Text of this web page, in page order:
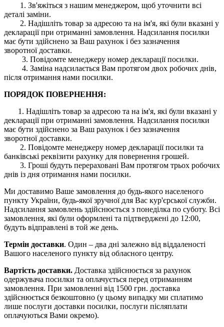
1. Зв'яжіться з нашим менеджером, щоб уточнити всі
деталі заміни.
2. Надішліть товар за адресою та на ім'я, які були вказані у
декларації при отриманні замовлення. Надсилання посилки
має бути здійснено за Ваш рахунок і без зазначення
зворотної доставки.
3. Повідомте менеджеру номер декларації посилки.
4. Заміна надсилається Вам протягом двох робочих днів,
після отримання нами посилки.
ПОРЯДОК ПОВЕРНЕННЯ:
1. Надішліть товар за адресою та на ім'я, які були вказані у
декларації при отриманні замовлення. Надсилання посилки
має бути здійснено за Ваш рахунок і без зазначення
зворотної доставки.
2. Повідомте менеджеру номер декларації посилки та
банківські реквізити рахунку для повернення грошей.
3. Гроші будуть перераховані Вам протягом трьох робочих
днів із дня отримання нами посилки.
Ми доставимо Ваше замовлення до будь-якого населеного
пункту України, будь-якої зручної для Вас кур'єрської служби.
Надсилання замовлень здійснюється з понеділка по суботу. Всі
замовлення, які були оформлені та підтверджені до 12:00,
будуть відправлені в той же день.
Термін доставки. Один – два дні залежно від віддаленості
Вашого населеного пункту від обласного центру.
Вартість доставки. Доставка здійснюється за рахунок
одержувача посилки та оплачується перед отриманням
замовлення. При замовленні від 1500 грн. доставка
здійснюється безкоштовно (у цьому випадку ми сплатимо
лише послуги доставки посилки, послуги післяплати
оплачуються Вами окремо).